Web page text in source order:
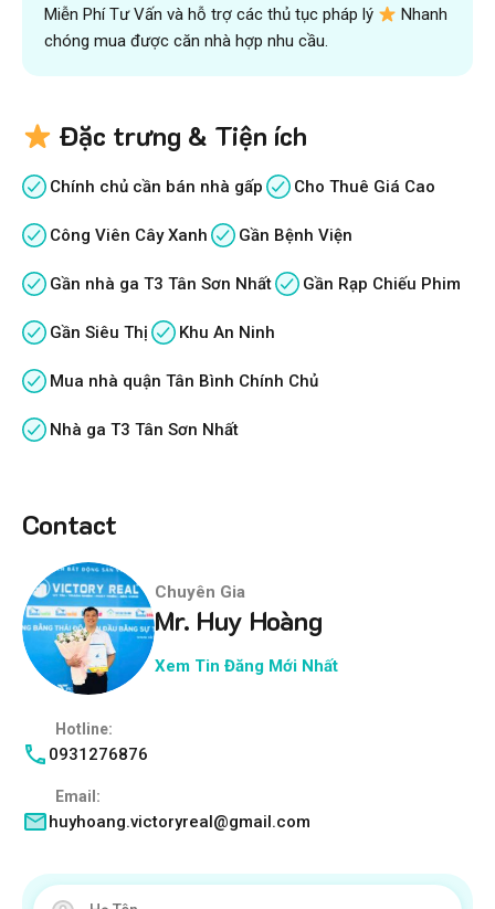
Miễn Phí Tư Vấn và hỗ trợ các thủ tục pháp lý
Nhanh
chóng mua được căn nhà hợp nhu cầu.
Đặc trưng & Tiện ích
Chính chủ cần bán nhà gấp Cho Thuê Giá Cao
Công Viên Cây Xanh Gần Bệnh Viện
Gần nhà ga T3 Tân Sơn Nhất Gần Rạp Chiếu Phim
Gần Siêu Thị Khu An Ninh
Mua nhà quận Tân Bình Chính Chủ
Nhà ga T3 Tân Sơn Nhất
Contact
Chuyên Gia
Mr. Huy Hoàng
Xem Tin Đăng Mới Nhất
Hotline:
0931276876
Email:
huyhoang.victoryreal@gmail.com